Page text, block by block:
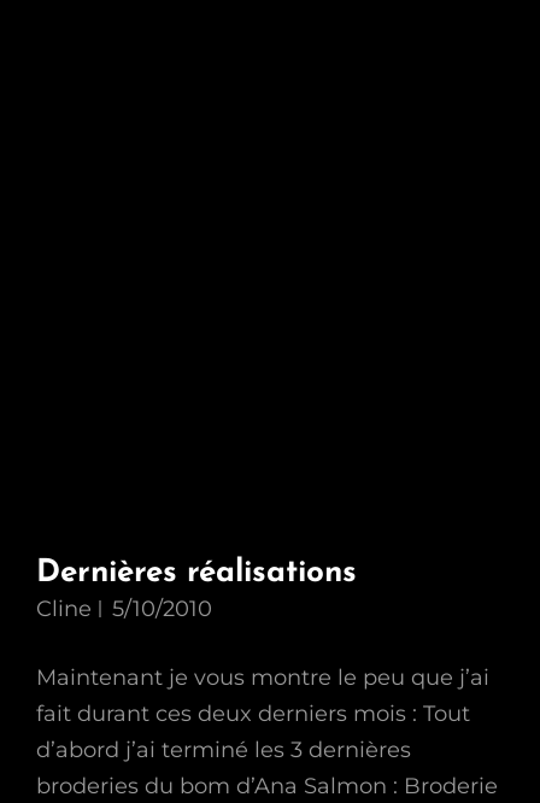
Dernières réalisations
Cline 5/10/2010
Maintenant je vous montre le peu que j’ai
fait durant ces deux derniers mois : Tout
d’abord j’ai terminé les 3 dernières
broderies du bom d’Ana Salmon : Broderie